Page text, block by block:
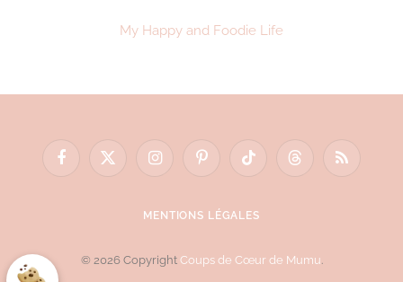
My Happy and Foodie Life
Facebook
X
InstagramPinterestTikTok ThreadsRSS
MENTIONS LÉGALES
© 2026 Copyright Coups de Cœur de Mumu.